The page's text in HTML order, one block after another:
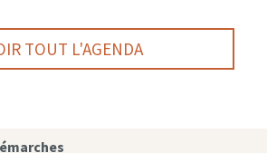
TOUT L'AGENDA